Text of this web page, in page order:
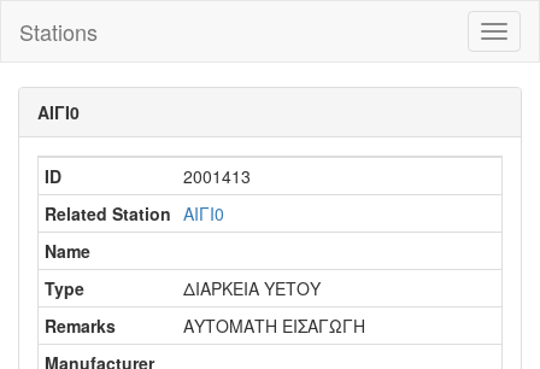
Stations
ΑΙΓΙ0
ID
2001413
Related Station ΑΙΓΙ0
Name
Type
ΔΙΑΡΚΕΙΑ ΥΕΤΟΥ
Remarks
ΑΥΤΟΜΑΤΗ ΕΙΣΑΓΩΓΗ
Manufacturer